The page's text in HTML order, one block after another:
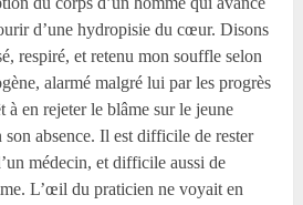
d’une hydropisie du cœur. Disons
respiré, et retenu mon souffle selon
alarmé malgré lui par les progrès
à en rejeter le blâme sur le jeune
son absence. Il est difficile de rester
médecin, et difficile aussi de
L’œil du praticien ne voyait en